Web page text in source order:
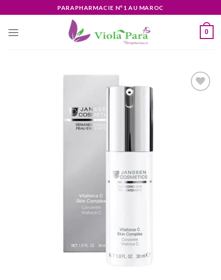
to
content
PARAPHARMACIE N°1 AU MAROC
0